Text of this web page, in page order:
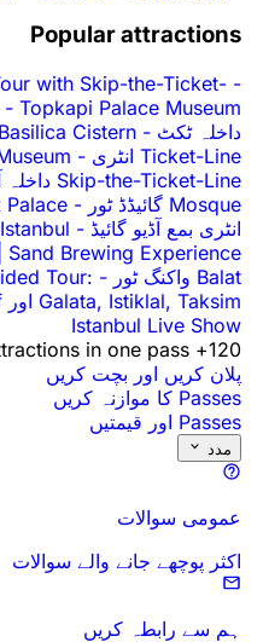
Popular attractions
-
with Skip-the-Ticket-
-
داخلہ ٹکٹ -
Ticket-Line انٹری
-
Skip-the-Ticket-Line داخلہ آڈیو گائیڈ کے ساتھ
Mosque گائیڈڈ ٹور
-
انٹری بمع آڈیو گائیڈ -
| Sand Brewing Experience
Balat واکنگ ٹور
-
Tour:
Galata, Istiklal, Taksim اور Karaköy
Istanbul Live Show
120+ attractions in one pass
پلان کریں اور بچت کریں
Passes کا موازنہ کریں
Passes اور قیمتیں
مدد
عمومی سوالات
اکثر پوچھے جانے والے سوالات
ہم سے رابطہ کریں